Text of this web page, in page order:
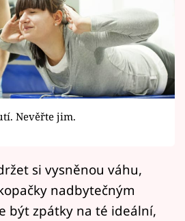
Vary
Nevěřte jim.
si vysněnou váhu,
nadbytečným
být zpátky na té ideální,